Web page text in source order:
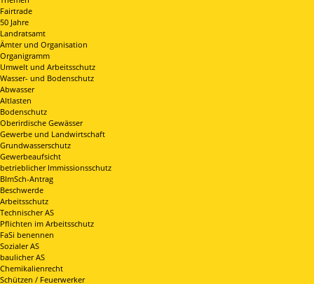
Fairtrade
50 Jahre
Landratsamt
Ämter und Organisation
Organigramm
Umwelt und Arbeitsschutz
Wasser- und Bodenschutz
Abwasser
Altlasten
Bodenschutz
Oberirdische Gewässer
Gewerbe und Landwirtschaft
Grundwasserschutz
Gewerbeaufsicht
betrieblicher Immissionsschutz
BImSch-Antrag
Beschwerde
Arbeitsschutz
Technischer AS
Pflichten im Arbeitsschutz
FaSi benennen
Sozialer AS
baulicher AS
Chemikalienrecht
Schützen / Feuerwerker